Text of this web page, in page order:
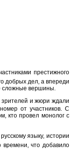
престижного
добрых дел, а впереди
сложные вершины.
зрителей и жюри ждали
от участников. С
кто провел монолог с
языку, истории
времени, что добавило